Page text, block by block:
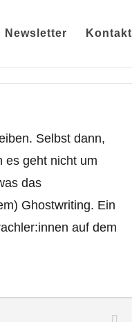
Newsletter Kontakt
Selbst dann,
es geht nicht um
das
Ghostwriting. Ein
auf dem